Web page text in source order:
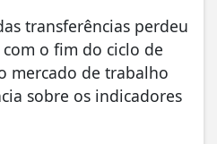
transferências perdeu
o fim do ciclo de
mercado de trabalho
sobre os indicadores